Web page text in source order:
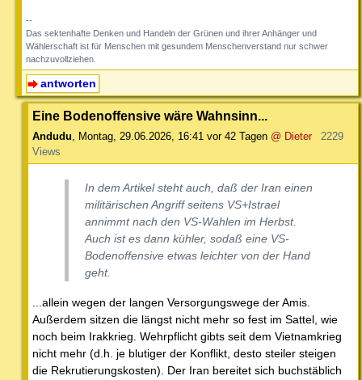
--
Das sektenhafte Denken und Handeln der Grünen und ihrer Anhänger und
Wählerschaft ist für Menschen mit gesundem Menschenverstand nur schwer
nachzuvollziehen.
antworten
Eine Bodenoffensive wäre Wahnsinn...
Andudu Montag, 29.06.2026, 16:41 vor 42 Tagen @ Dieter
2229
Views
In dem Artikel steht auch, daß der Iran einen
militärischen Angriff seitens VS+Istrael
annimmt nach den VS-Wahlen im Herbst.
Auch ist es dann kühler, sodaß eine VS-
Bodenoffensive etwas leichter von der Hand
geht.
...allein wegen der langen Versorgungswege der Amis.
Außerdem sitzen die längst nicht mehr so fest im Sattel, wie
noch beim Irakkrieg. Wehrpflicht gibts seit dem Vietnamkrieg
nicht mehr (d.h. je blutiger der Konflikt, desto steiler steigen
die Rekrutierungskosten). Der Iran bereitet sich buchstäblich